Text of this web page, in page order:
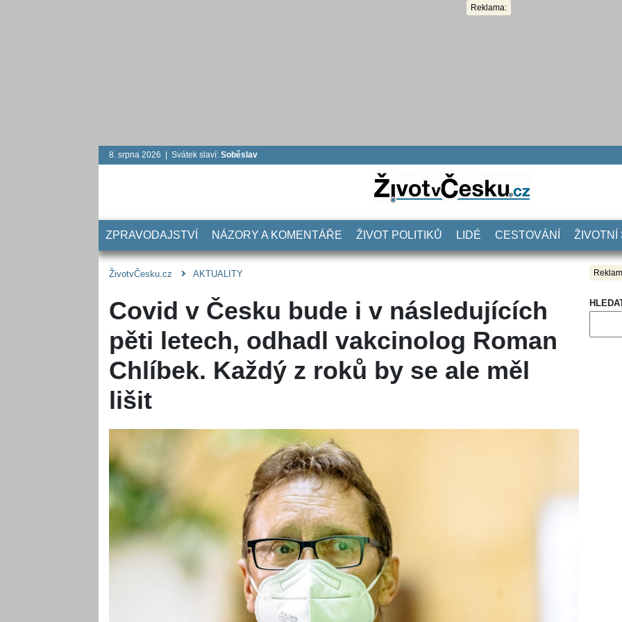
Reklama:
8. srpna 2026 | Svátek slaví: Soběslav
ZPRAVODAJSTVÍ NÁZORY A KOMENTÁŘE ŽIVOT POLITIKŮ LIDÉ CESTOVÁNÍ ŽIVOTNÍ
ŽivotvČesku.cz AKTUALITY
Covid v Česku bude i v následujících
pěti letech, odhadl vakcinolog Roman
Chlíbek. Každý z roků by se ale měl
lišit